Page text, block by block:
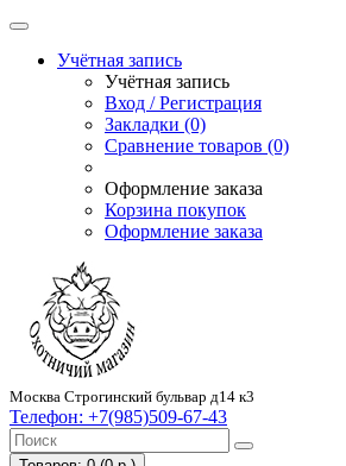
Учётная запись
Учётная запись
Вход / Регистрация
Закладки (0)
Сравнение товаров (0)
Оформление заказа
Корзина покупок
Оформление заказа
Москва Строгинский бульвар д14 к3
Телефон: +7(985)509-67-43